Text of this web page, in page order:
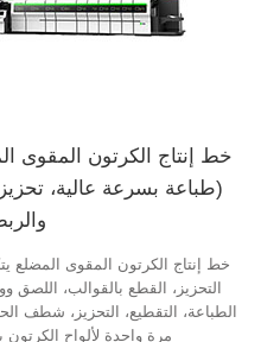
(طباعة بسرعة عالية،
خط إنتاج الكرتون المقوى المضلع
التحزيز، القطع بالقوالب،
الطباعة، التقطيع، التحزيز، شطف
مرة واحدة لألواح